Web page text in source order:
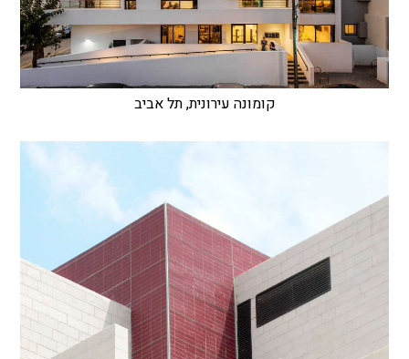
קומונה עירונית, תל אביב